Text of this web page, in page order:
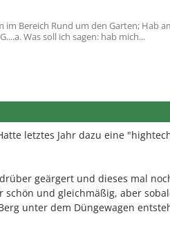
im Bereich Rund um den Garten; Hab
Was soll ich sagen: hab mich...
letztes Jahr dazu eine
geärgert und dieses mal
schön und gleichmäßig, aber
unter dem Düngewagen